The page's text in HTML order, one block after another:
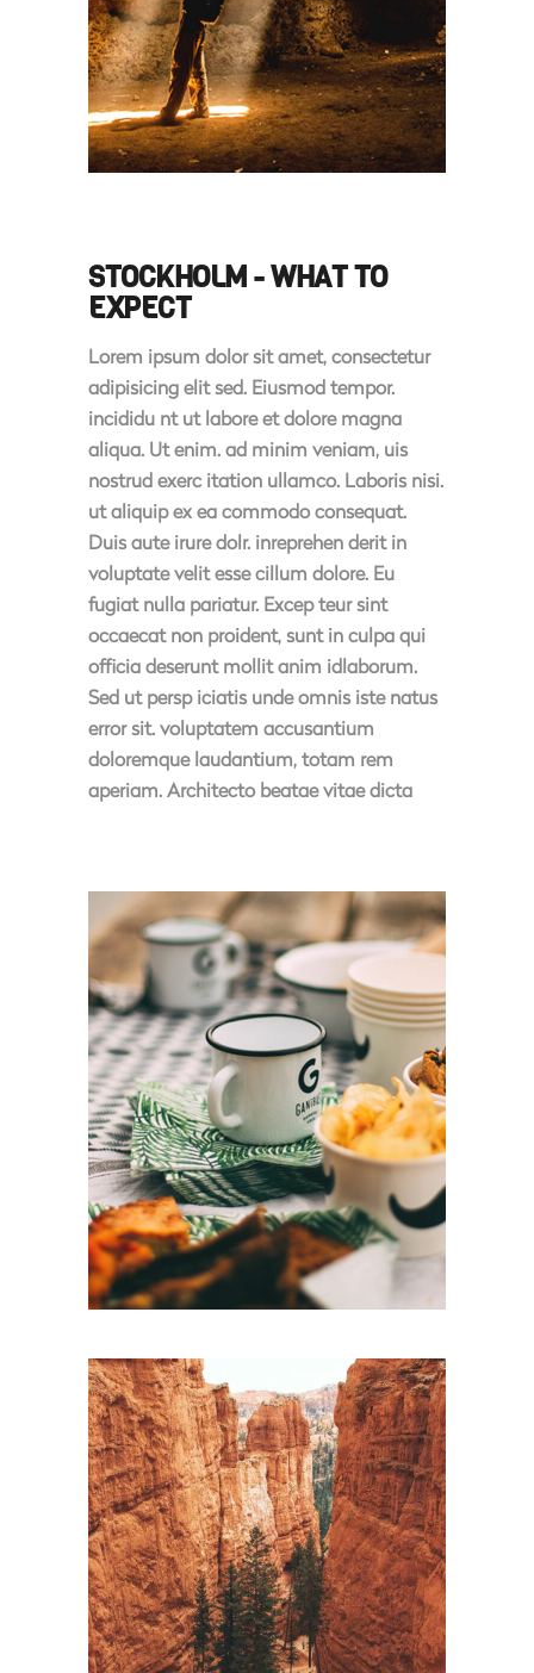
STOCKHOLM - WHAT TO
EXPECT
Lorem ipsum dolor sit amet, consectetur
adipisicing elit sed. Eiusmod tempor.
incididu nt ut labore et dolore magna
aliqua. Ut enim. ad minim veniam, uis
nostrud exerc itation ullamco. Laboris nisi.
ut aliquip ex ea commodo consequat.
Duis aute irure dolr. inreprehen derit in
voluptate velit esse cillum dolore. Eu
fugiat nulla pariatur. Excep teur sint
occaecat non proident, sunt in culpa qui
officia deserunt mollit anim idlaborum.
Sed ut persp iciatis unde omnis iste natus
error sit. voluptatem accusantium
doloremque laudantium, totam rem
aperiam. Architecto beatae vitae dicta